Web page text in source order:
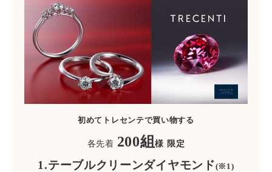
初めてトレセンテで買い物する
各先着 200組様 限定
1.テーブルクリーンダイヤモンド(※1)